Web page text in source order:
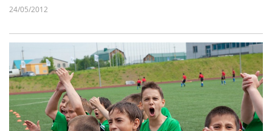
24/05/2012